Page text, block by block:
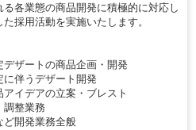
各業態の商品開発に積極的に対応し
採用活動を実施いたします。
デザートの商品企画・開発
に伴うデザート開発
イデアの立案・ブレスト
調整業務
ど開発業務全般